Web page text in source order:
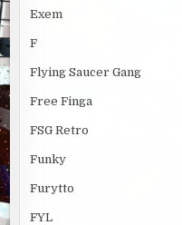
Exem
F
Flying Saucer Gang
Free Finga
FSG Retro
Funky
Furytto
FYL